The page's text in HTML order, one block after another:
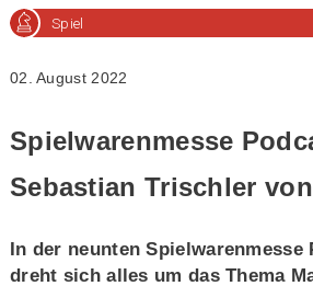
Spiel
02. August 2022
Spielwarenmesse
Sebastian Trischler
In der neunten Spielwarenmesse
dreht sich alles um das Thema